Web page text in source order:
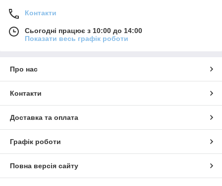
Контакти
Сьогодні працює з 10:00 до 14:00
Показати весь графік роботи
Про нас
Контакти
Доставка та оплата
Графік роботи
Повна версія сайту